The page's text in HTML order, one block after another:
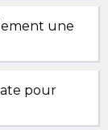
une
pour